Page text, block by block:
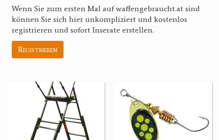
Wenn Sie zum ersten Mal auf waffengebraucht.at sind
können Sie sich hier unkompliziert und kostenlos
registrieren und sofort Inserate erstellen.
Registrieren